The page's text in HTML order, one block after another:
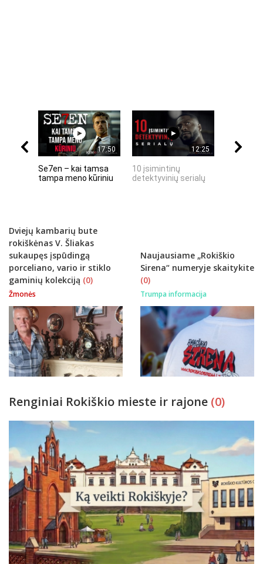
17:50
Se7en – kai tamsa
tampa meno kūriniu
12:25
10 įsimintinų
detektyvinių serialų
Dviejų kambarių bute
rokiškėnas V. Šliakas
sukaupęs įspūdingą
porceliano, vario ir stiklo
gaminių kolekciją (0)
Žmonės
Naujausiame „Rokiškio
Sirena“ numeryje skaitykite
(0)
Trumpa informacija
Renginiai Rokiškio mieste ir rajone (0)